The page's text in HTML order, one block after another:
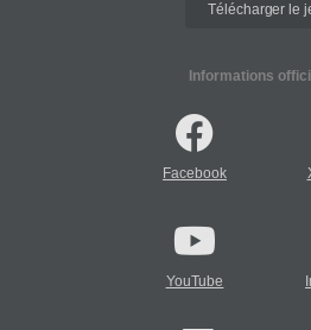
Télécharger le
Informations
Facebook
YouTube